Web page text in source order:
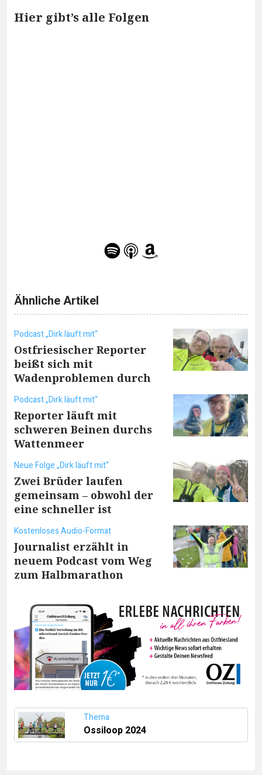
Hier gibt’s alle Folgen
Ähnliche Artikel
Podcast „Dirk läuft mit“
Ostfriesischer Reporter
beißt sich mit
Wadenproblemen durch
Podcast „Dirk läuft mit“
Reporter läuft mit
schweren Beinen durchs
Wattenmeer
Neue Folge „Dirk läuft mit“
Zwei Brüder laufen
gemeinsam – obwohl der
eine schneller ist
Kostenloses Audio-Format
Journalist erzählt in
neuem Podcast vom Weg
zum Halbmarathon
Thema
Ossiloop 2024